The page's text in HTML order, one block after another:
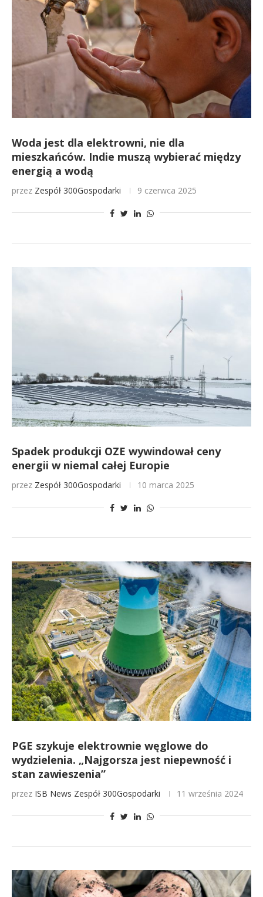
Woda jest dla elektrowni, nie dla
mieszkańców. Indie muszą wybierać między
energią a wodą
przez Zespół 300Gospodarki 9 czerwca 2025
Spadek produkcji OZE wywindował ceny
energii w niemal całej Europie
przez Zespół 300Gospodarki 10 marca 2025
PGE szykuje elektrownie węglowe do
wydzielenia. „Najgorsza jest niepewność i
stan zawieszenia”
przez ISB News Zespół 300Gospodarki 11 września 2024